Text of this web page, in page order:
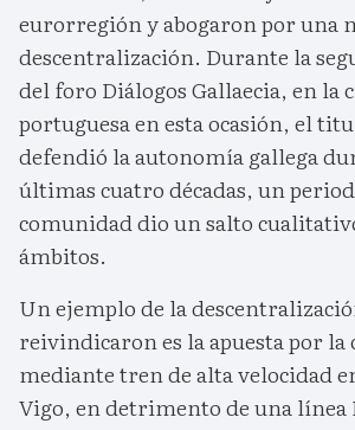
eurorregión y abogaron por una
descentralización. Durante la
del foro Diálogos Gallaecia, en la
portuguesa en esta ocasión, el
defendió la autonomía gallega
últimas cuatro décadas, un
comunidad dio un salto
ámbitos.
Un ejemplo de la
reivindicaron es la apuesta por la
mediante tren de alta velocidad
Vigo, en detrimento de una línea